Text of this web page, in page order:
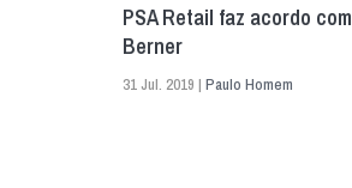
PSA Retail faz acordo com
Berner
31 Jul. 2019 | Paulo Homem